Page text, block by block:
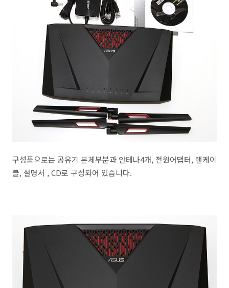
구성품으로는 공유기 본체부분과 안테나4개, 전원어댑터, 랜케이
블, 설명서 , CD로 구성되어 있습니다.